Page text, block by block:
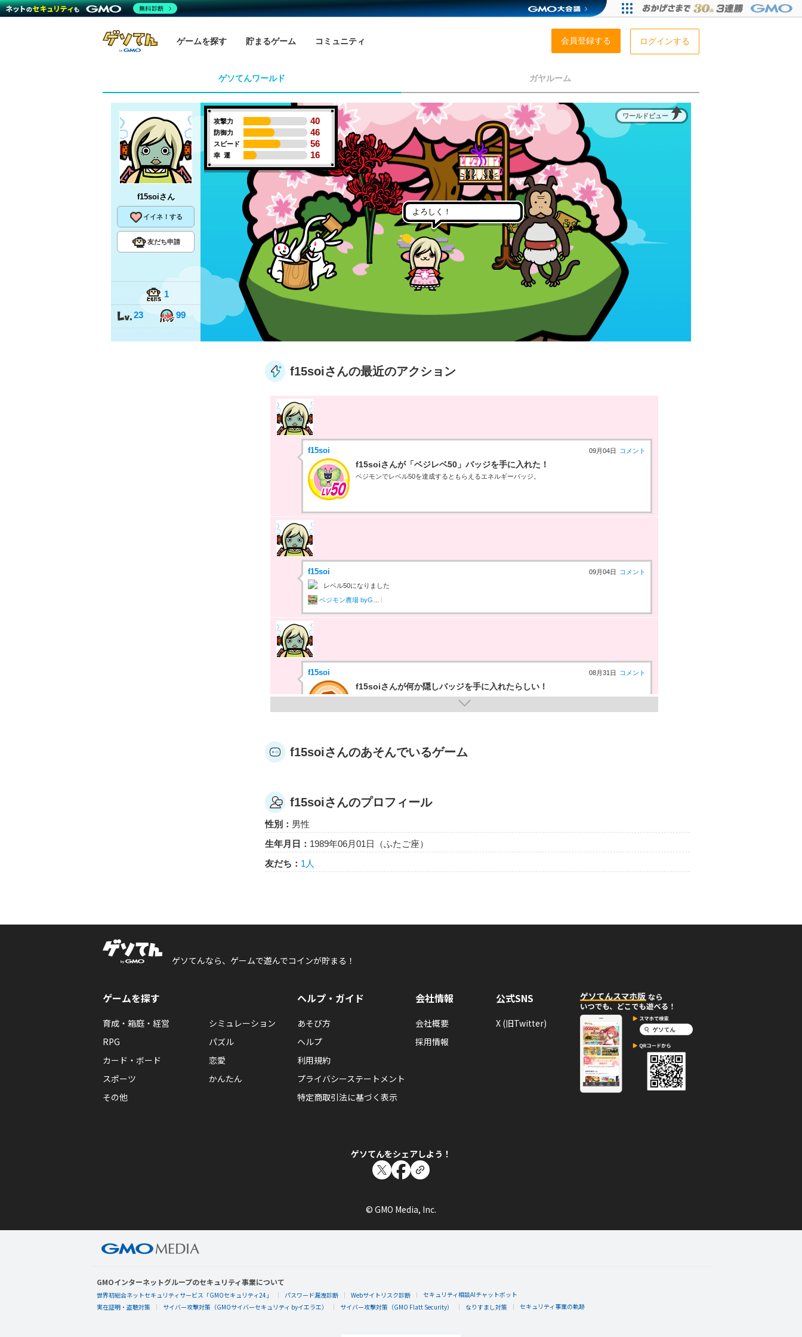
ゲームを探す 貯まるゲーム コミュニティ 会員登録する ログインする
ゲソてんワールド ガヤルーム
f15soiさん
イイネ！する
友だち申請
1
23 99
ワールドビュー
攻撃力 40
防御力 46
スピード 56
幸 運 16
よろしく！
f15soiさんの最近のアクション
f15soi 09月04日 コメント
f15soiさんが「ベジレベ50」バッジを手に入れた！
ベジモンでレベル50を達成するともらえるエネルギーバッジ。
f15soi 09月04日
コメント
レベル50になりました
ベジモン農場 byGMO
f15soi 08月31日 コメント
f15soiさんが何か隠しバッジを手に入れたらしい！
隠しバッジ！獲得条件はヒミツ。
f15soiさんが「おでかけステージインディアを１０回達成度１００％」バッ
おでかけステージインディアを10回100％達成したらもらえるエネルギーバッジ。
f15soi 05月25日
コメント
ベジモン農場 byGMO
f15soiさんが「おでかけステージインディアを達成度１００％」バッジを手
に入れた！
おでかけステージインディアを100％達成したらもらえるエネルギーバッジ。
おもうな。また一歩宇宙に近づいた！
f15soiさんのあそんでいるゲーム
f15soiさんのプロフィール
性別： 男性
生年月日： 1989年06月01日（ふたご座）
友だち： 1人
ゲソてんなら、ゲームで遊んでコインが貯まる！
ゲームを探す
育成・箱庭・経営
シミュレーション
RPG
パズル
カード・ボード
恋愛
スポーツ
かんたん
その他
ヘルプ・ガイド
あそび方
ヘルプ
利用規約
プライバシーステートメント
特定商取引法に基づく表示
会社情報
会社概要
採用情報
公式SNS
X (旧Twitter)
ゲソてんをシェアしよう！
© GMO Media, Inc.
GMOインターネットグループのセキュリティ事業について
世界初総合ネットセキュリティサービス「GMOセキュリティ24」 パスワード漏洩診断 Webサイトリスク診断
セキュリティ相談AIチャットボット
実在証明・盗聴対策
サイバー攻撃対策（GMOサイバーセキュリティ byイエラエ） サイバー攻撃対策（GMO Flatt Security） なりすまし対策 セキュリティ事業の軌跡
無料診断